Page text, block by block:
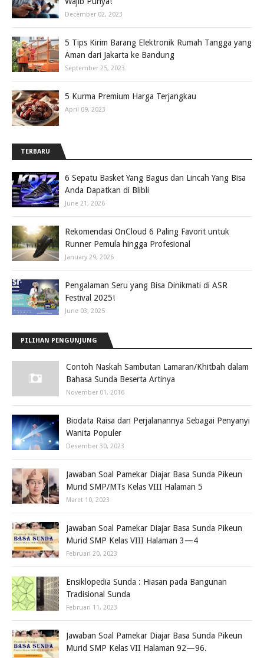
December 02, 2023
5 Tips Kirim Barang Elektronik Rumah Tangga yang
Aman dari Jakarta ke Bandung
September 25, 2023
5 Kurma Premium Harga Terjangkau
April 09, 2023
TERBARU
6 Sepatu Basket Yang Bagus dan Lincah Yang Bisa
Anda Dapatkan di Blibli
June 21, 2026
Rekomendasi OnCloud 6 Paling Favorit untuk
Runner Pemula hingga Profesional
January 29, 2026
Pengalaman Seru yang Bisa Dinikmati di ASR
Festival 2025!
June 03, 2025
PILIHAN PENGUNJUNG
Contoh Naskah Sambutan Lamaran/Khitbah dalam
Bahasa Sunda Beserta Artinya
November 01, 2016
Biodata Raisa dan Perjalanannya Sebagai Penyanyi
Wanita Populer
Desember 30, 2023
Jawaban Soal Pamekar Diajar Basa Sunda Pikeun
Murid SMP/MTs Kelas VIII Halaman 5
Maret 10, 2023
Jawaban Soal Pamekar Diajar Basa Sunda Pikeun
Murid SMP Kelas VIII Halaman 3—4
Februari 20, 2023
Ensiklopedia Sunda : Hiasan pada Bangunan
Tradisional Sunda
Februari 11, 2023
Jawaban Soal Pamekar Diajar Basa Sunda Pikeun
Murid SMP Kelas VII Halaman 92—96.